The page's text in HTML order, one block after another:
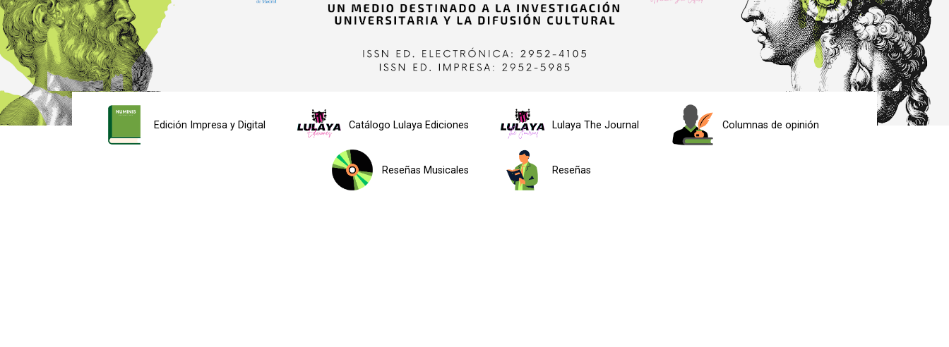
Edición Impresa y Digital Catálogo Lulaya Ediciones Lulaya The Journal Columnas de opinión
Reseñas Musicales Reseñas